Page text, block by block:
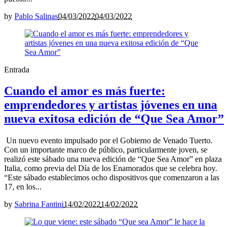
by Pablo Salinas04/03/202204/03/2022
Entrada
Cuando el amor es más fuerte:
emprendedores y artistas jóvenes en una
nueva exitosa edición de “Que Sea Amor”
Un nuevo evento impulsado por el Gobierno de Venado Tuerto.
Con un importante marco de público, particularmente joven, se
realizó este sábado una nueva edición de “Que Sea Amor” en plaza
Italia, como previa del Día de los Enamorados que se celebra hoy.
“Este sábado establecimos ocho dispositivos que comenzaron a las
17, en los...
by Sabrina Fantini14/02/202214/02/2022